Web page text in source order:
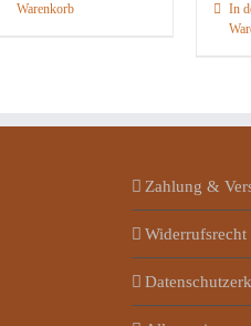
Warenkorb
In
Zahlung &
Widerrufsrecht